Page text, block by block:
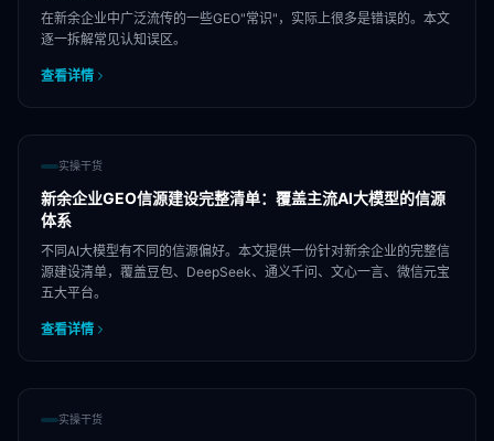
在新余企业中广泛流传的一些GEO"常识"，实际上很多是错误的。本文
逐一拆解常见认知误区。
查看详情
实操干货
新余企业GEO信源建设完整清单：覆盖主流AI大模型的信源
体系
不同AI大模型有不同的信源偏好。本文提供一份针对新余企业的完整信
源建设清单，覆盖豆包、DeepSeek、通义千问、文心一言、微信元宝
五大平台。
查看详情
实操干货